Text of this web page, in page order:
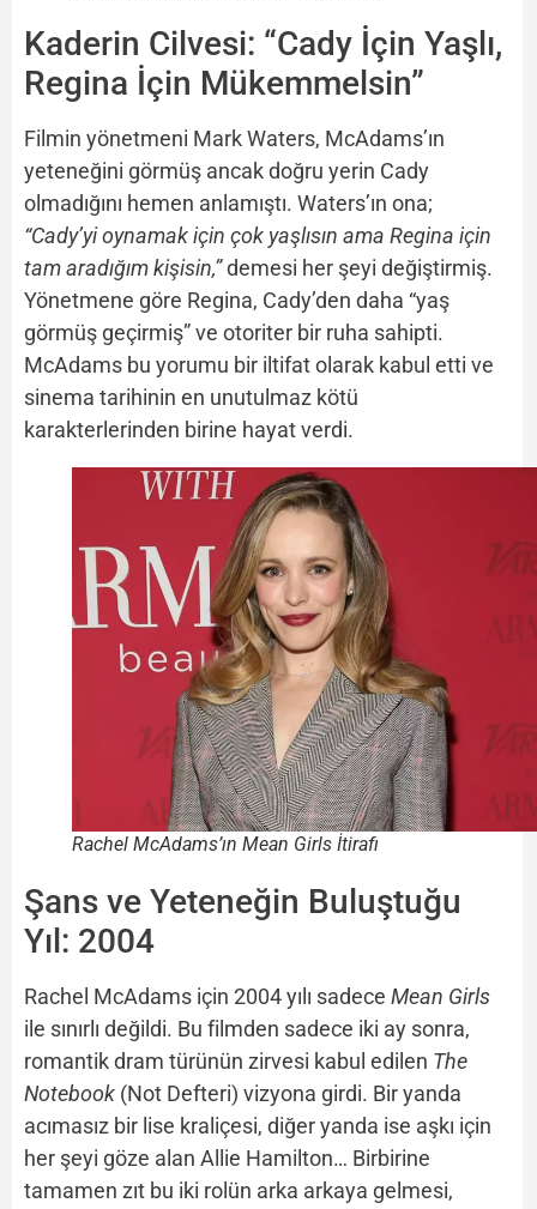
Kaderin Cilvesi: “Cady İçin Yaşlı,
Regina İçin Mükemmelsin”
Filmin yönetmeni Mark Waters, McAdams’ın
yeteneğini görmüş ancak doğru yerin Cady
olmadığını hemen anlamıştı. Waters’ın ona;
“Cady’yi oynamak için çok yaşlısın ama Regina için
tam aradığım kişisin,”demesi her şeyi değiştirmiş.
Yönetmene göre Regina, Cady’den daha “yaş
görmüş geçirmiş” ve otoriter bir ruha sahipti.
McAdams bu yorumu bir iltifat olarak kabul etti ve
sinema tarihinin en unutulmaz kötü
karakterlerinden birine hayat verdi.
Rachel McAdams’ın Mean Girls İtirafı
Şans ve Yeteneğin Buluştuğu
Yıl: 2004
Rachel McAdams için 2004 yılı sadece Mean Girls
ile sınırlı değildi. Bu filmden sadece iki ay sonra,
romantik dram türünün zirvesi kabul edilen The
Notebook (Not Defteri) vizyona girdi. Bir yanda
acımasız bir lise kraliçesi, diğer yanda ise aşkı için
her şeyi göze alan Allie Hamilton… Birbirine
tamamen zıt bu iki rolün arka arkaya gelmesi,